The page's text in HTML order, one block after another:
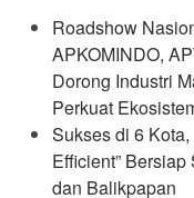
Roadshow
APKOMINDO,
Dorong Industri
Perkuat
Sukses di 6
Efficient”
dan Balikpapan